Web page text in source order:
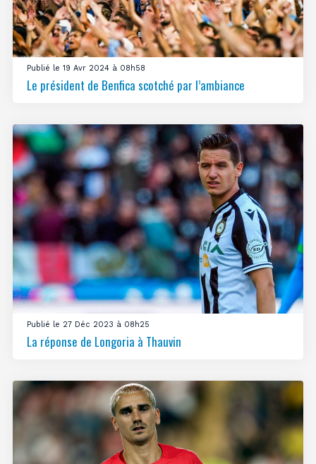
Publié le 19 Avr 2024 à 08h58
Le président de Benfica scotché par l’ambiance
Publié le 27 Déc 2023 à 08h25
La réponse de Longoria à Thauvin